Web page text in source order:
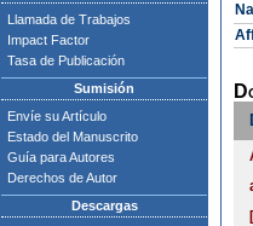
Llamada de Trabajos
Impact Factor
Tasa de Publicación
Sumisión
Envíe su Artículo
Estado del Manuscrito
Guía para Autores
Derechos de Autor
Descargas